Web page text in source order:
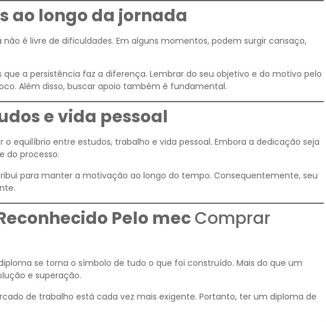
ao longo da jornada
é livre de dificuldades. Em alguns momentos, podem surgir cansaço,
a persistência faz a diferença. Lembrar do seu objetivo e do motivo pelo
Além disso, buscar apoio também é fundamental.
e vida pessoal
equilíbrio entre estudos, trabalho e vida pessoal. Embora a dedicação seja
do processo.
para manter a motivação ao longo do tempo. Consequentemente, seu
Pelo mecComprar
se torna o símbolo de tudo o que foi construído. Mais do que um
e superação.
de trabalho está cada vez mais exigente. Portanto, ter um diploma de